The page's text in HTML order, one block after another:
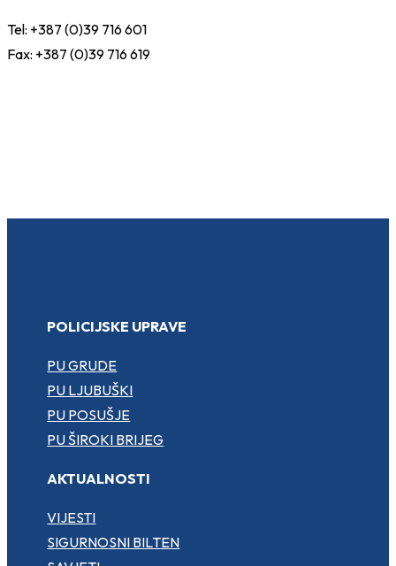
Tel: +387 (0)39 716 601
Fax: +387 (0)39 716 619
POLICIJSKE UPRAVE
PU GRUDE
PU LJUBUŠKI
PU POSUŠJE
PU ŠIROKI BRIJEG
AKTUALNOSTI
VIJESTI
SIGURNOSNI BILTEN